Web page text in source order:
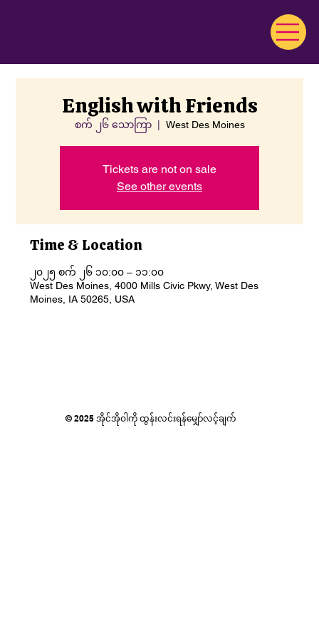
English with Friends
စက် ၂၆ သောကြာ
  |
West Des Moines
Tickets are not on sale
See other events
Time & Location
၂၀၂၅ စက် ၂၆ ၁၀:၀၀ – ၁၁:၀၀
West Des Moines, 4000 Mills Civic Pkwy, West Des
Moines, IA 50265, USA
© 2025 အိုင်အိုဝါကို ထွန်းလင်းရန်မျှော်လင့်ချက်